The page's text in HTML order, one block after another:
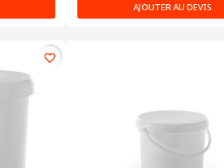
AJOUTER AU DEVIS
favorite_border